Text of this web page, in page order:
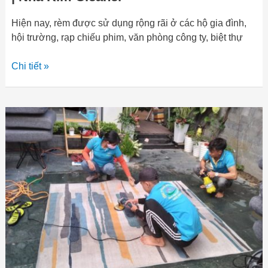
Hiện nay, rèm được sử dụng rộng rãi ở các hộ gia đình,
hội trường, rạp chiếu phim, văn phòng công ty, biệt thự
Chi tiết »
Dịch
vụ
giặt
thảm
tại
nhà
Quảng
Ngãi
|
Có
mặt